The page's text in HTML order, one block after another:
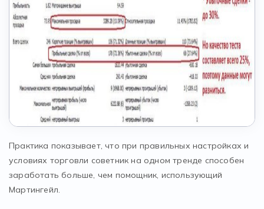
Практика показывает, что при правильных настройках и
условиях торговли советник на одном тренде способен
заработать больше, чем помощник, использующий
Мартингейл.